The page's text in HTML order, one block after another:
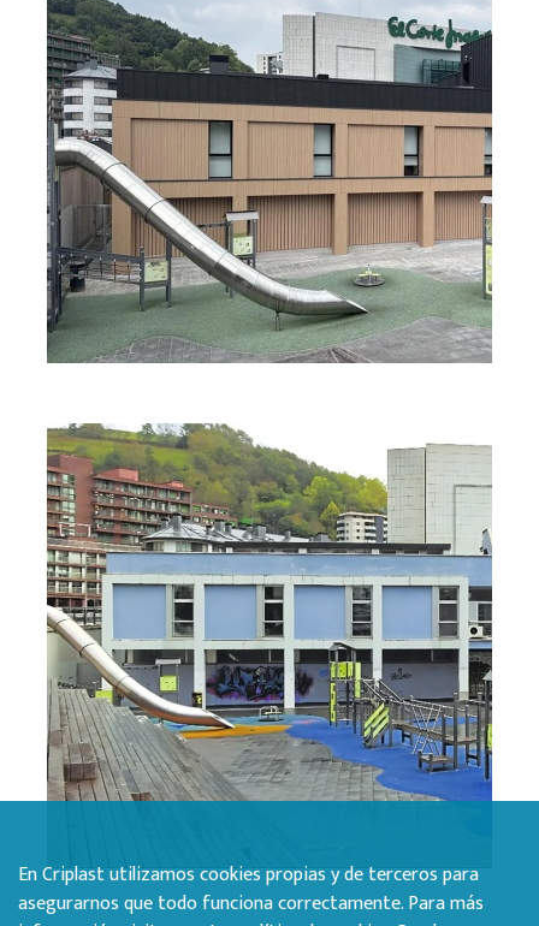
En Criplast utilizamos cookies propias y de terceros para
asegurarnos que todo funciona correctamente. Para más